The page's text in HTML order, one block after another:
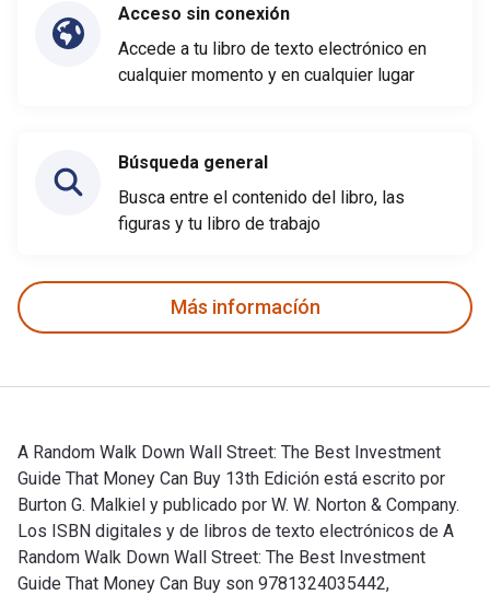
Acceso sin conexión
Accede a tu libro de texto electrónico en
cualquier momento y en cualquier lugar
Búsqueda general
Busca entre el contenido del libro, las
figuras y tu libro de trabajo
Más informacíón
A Random Walk Down Wall Street: The Best Investment
Guide That Money Can Buy 13th Edición está escrito por
Burton G. Malkiel y publicado por W. W. Norton & Company.
Los ISBN digitales y de libros de texto electrónicos de A
Random Walk Down Wall Street: The Best Investment
Guide That Money Can Buy son 9781324035442,